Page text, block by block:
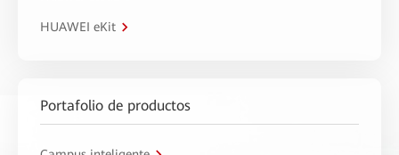
HUAWEI eKit
Portafolio de productos